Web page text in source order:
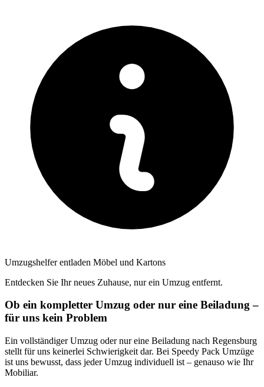
Umzugshelfer entladen Möbel und Kartons
Entdecken Sie Ihr neues Zuhause, nur ein Umzug entfernt.
Ob ein kompletter Umzug oder nur eine Beiladung –
für uns kein Problem
Ein vollständiger Umzug oder nur eine Beiladung nach Regensburg
stellt für uns keinerlei Schwierigkeit dar. Bei Speedy Pack Umzüge
ist uns bewusst, dass jeder Umzug individuell ist – genauso wie Ihr
Mobiliar.